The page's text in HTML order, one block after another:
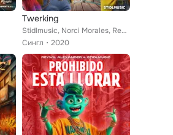
Twerking
Stidlmusic, Norci Morales, Reywil Alexander
Сингл
2020